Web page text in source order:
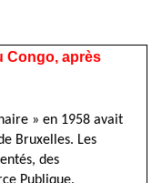
Congo, après
» en 1958 avait
Bruxelles. Les
des